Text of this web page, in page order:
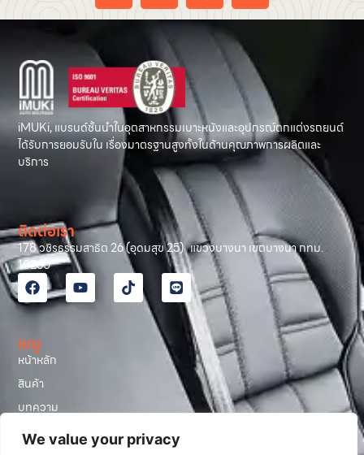
We value your privacy
iMUKi, แบรนด์ชั้นนำในอุตสาหกรรมเบาะหนังและอุปกรณ์ตกแต่งรถยนต์
ได้รับการยอมรับใน เรื่องมาตรฐานสูงทั้งในด้านคุณภาพการผลิตและ
บริการ
เมนู
หน้าหลัก
สินค้า
บทความ
รีวิวลูกค้า
ติดต่อเรา
178 วชิรธรรมสาธิต 26 (อุดมสุข 25) แขวงบางนา เขตบางนา กทม.
10260